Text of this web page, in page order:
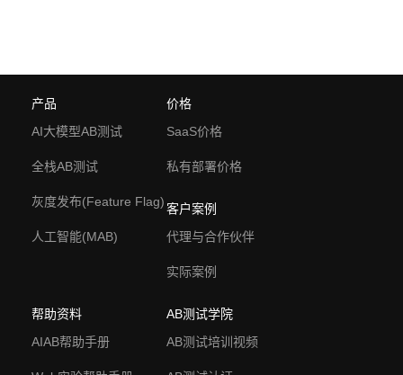
产品
AI大模型AB测试
全栈AB测试
灰度发布(Feature Flag)
人工智能(MAB)
价格
SaaS价格
私有部署价格
客户案例
代理与合作伙伴
实际案例
帮助资料
AIAB帮助手册
AB测试学院
AB测试培训视频